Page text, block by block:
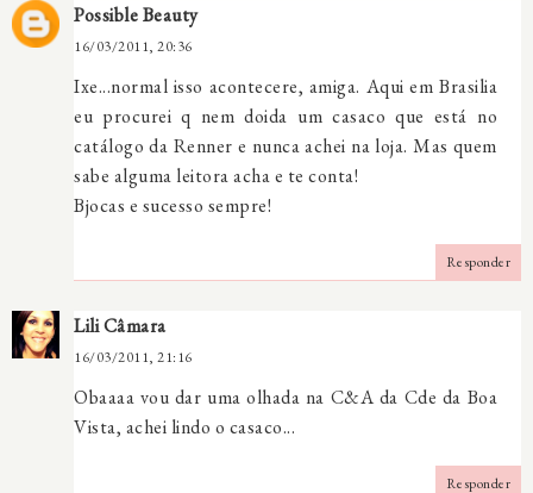
Possible Beauty
16/03/2011, 20:36
Ixe...normal isso acontecere, amiga. Aqui em Brasilia
eu procurei q nem doida um casaco que está no
catálogo da Renner e nunca achei na loja. Mas quem
sabe alguma leitora acha e te conta!
Bjocas e sucesso sempre!
Responder
Lili Câmara
16/03/2011, 21:16
Obaaaa vou dar uma olhada na C&A da Cde da Boa
Vista, achei lindo o casaco...
Responder